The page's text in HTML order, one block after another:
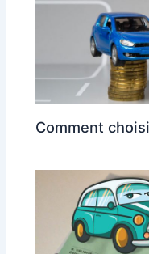
Comment